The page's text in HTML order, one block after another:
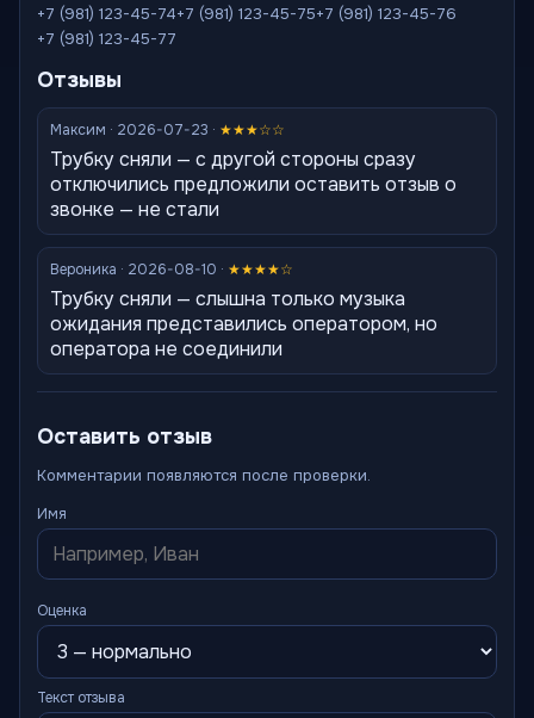
+7 (981) 123-45-74+7 (981) 123-45-75+7 (981) 123-45-76
+7 (981) 123-45-77
Отзывы
Максим · 2026-07-23 · ★★★☆☆
Трубку сняли — с другой стороны сразу
отключились предложили оставить отзыв о
звонке — не стали
Вероника · 2026-08-10 · ★★★★☆
Трубку сняли — слышна только музыка
ожидания представились оператором, но
оператора не соединили
Оставить отзыв
Комментарии появляются после проверки.
Имя
Оценка
Текст отзыва